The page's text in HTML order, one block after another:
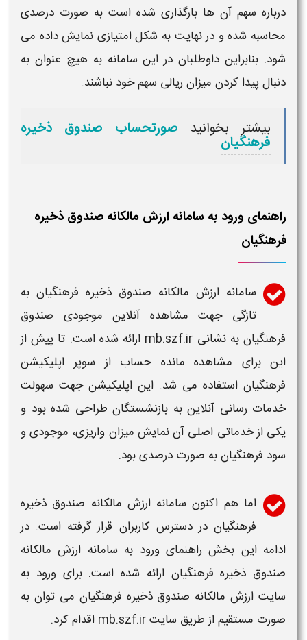
درباره سهم آن ها بارگذاری شده است به صورت درصدی
محاسبه شده و در نهایت به شکل امتیازی نمایش داده می
شود. بنابراین داوطلبان در این سامانهبه هیچ عنوان به
دنبال پیدا کردن میزان ریالی سهم خود نباشند.
بیشتر بخوانید صورتحساب صندوق ذخیره
فرهنگیان
راهنمای ورود به سامانه ارزش مالکانه صندوق ذخیره
فرهنگیان
سامانه ارزش مالکانه صندوق ذخیره فرهنگیان به
تازگی جهت مشاهده آنلاین موجودی صندوق
فرهنگیان به نشانی
ارائه شده است. تا پیش از
این برای مشاهده مانده حساب از سوپر اپلیکیشن
فرهنگیان استفاده می شد. این اپلیکیشن جهت سهولت
خدمات رسانی آنلاین به بازنشستگان طراحی شده بود و
یکی از خدماتی اصلی آن نمایش میزان واریزی، موجودی و
سود فرهنگیان به صورت درصدی بود.
اما هم اکنونسامانه ارزش مالکانه صندوق ذخیره
فرهنگیاندر دسترس کاربران قرار گرفته است. در
ادامه این بخش راهنمایورود به سامانه ارزش مالکانه
صندوق ذخیره فرهنگیان ارائه شده است. برایورود به
سایت ارزش مالکانه صندوق ذخیره فرهنگیان می توان به
صورت مستقیم از طریق سایت mb.szf.ir اقدام کرد.